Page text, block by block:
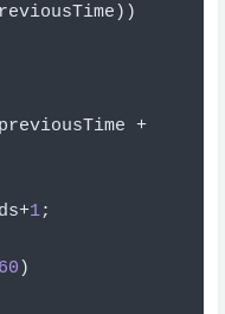
))
+
+1;
60 )